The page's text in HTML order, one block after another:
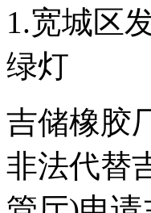
1.宽城区
绿灯
吉储橡胶
非法代替